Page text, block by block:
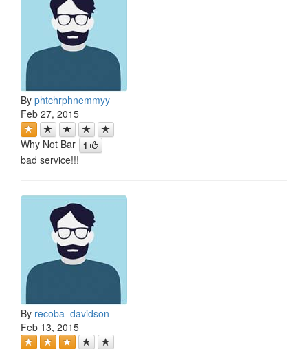
By phtchrphnemmyy
Feb 27, 2015
Why Not Bar 1
bad service!!!
By recoba_davidson
Feb 13, 2015